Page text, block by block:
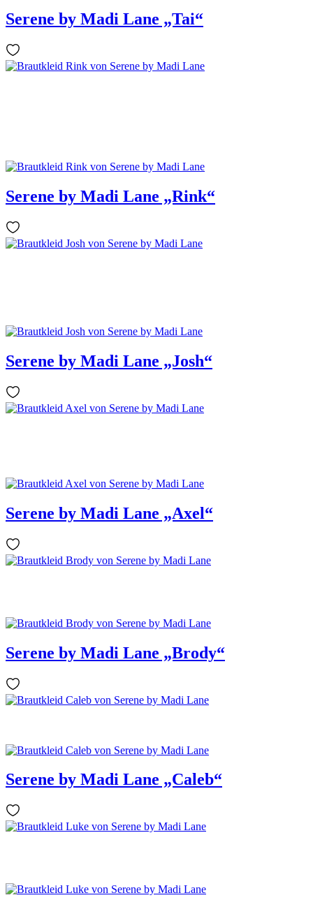
Serene by Madi Lane „Tai“
Serene by Madi Lane „Rink“
Serene by Madi Lane „Josh“
Serene by Madi Lane „Axel“
Serene by Madi Lane „Brody“
Serene by Madi Lane „Caleb“